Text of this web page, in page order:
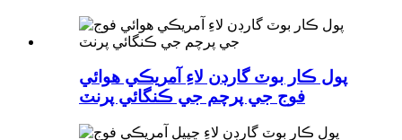
پول ڪار بوٽ گارڊن لاءِ آمريڪي هوائي
فوج جي پرچم جي ڪنگائي پرنٽ